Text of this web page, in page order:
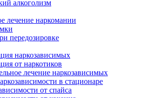
алкоголизм
лечение наркомании
передозировке
наркозависимых
от наркотиков
лечение наркозависимых
в стационаре
от спайса